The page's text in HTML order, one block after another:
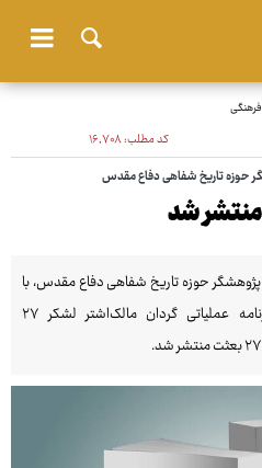
فرهنگی
کد مطلب:۱۶٬۷۰۸
حوزه تاریخ شفاهی دفاع مقدس
شد
پژوهشگر حوزه تاریخ شفاهی دفاع مقدس، با
عنوان «ما که خندان می‌رویم» کارنامه عملیاتی گردان مالک‌اشتر لشکر ۲۷